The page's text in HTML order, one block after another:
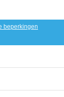
beperkingen